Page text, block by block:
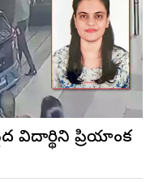
విద్యార్థిని ప్రియాంక